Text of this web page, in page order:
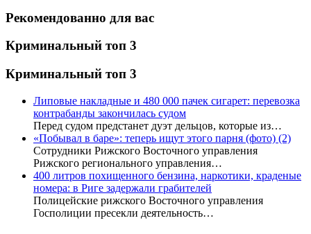
Рекомендованно для вас
Криминальный топ 3
Криминальный топ 3
Липовые накладные и 480 000 пачек сигарет: перевозка
контрабанды закончилась судом
Перед судом предстанет дуэт дельцов, которые из…
«Побывал в баре»: теперь ищут этого парня (фото) (2)
Сотрудники Рижского Восточного управления
Рижского регионального управления…
400 литров похищенного бензина, наркотики, краденые
номера: в Риге задержали грабителей
Полицейские рижского Восточного управления
Госполиции пресекли деятельность…